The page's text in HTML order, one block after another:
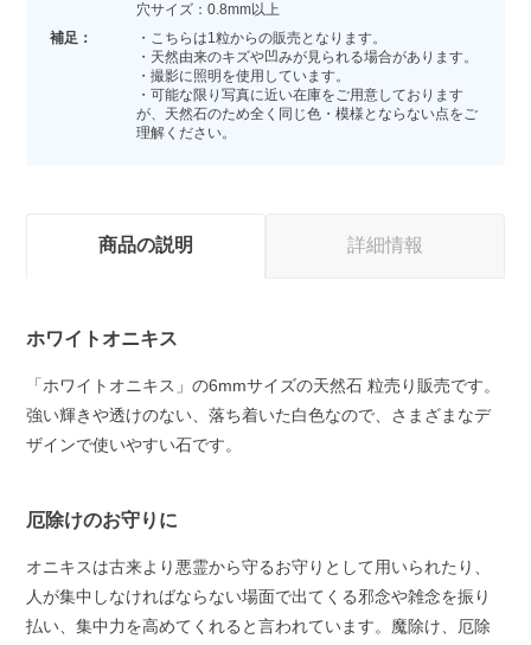
穴サイズ：0.8mm以上
補足：
・こちらは1粒からの販売となります。
・天然由来のキズや凹みが見られる場合があります。
・撮影に照明を使用しています。
・可能な限り写真に近い在庫をご用意しております
が、天然石のため全く同じ色・模様とならない点をご
理解ください。
商品の説明 詳細情報
ホワイトオニキス
「ホワイトオニキス」の6mmサイズの天然石 粒売り販売です。
強い輝きや透けのない、落ち着いた白色なので、さまざまなデ
ザインで使いやすい石です。
厄除けのお守りに
オニキスは古来より悪霊から守るお守りとして用いられたり、
人が集中しなければならない場面で出てくる邪念や雑念を振り
払い、集中力を高めてくれると言われています。魔除け、厄除